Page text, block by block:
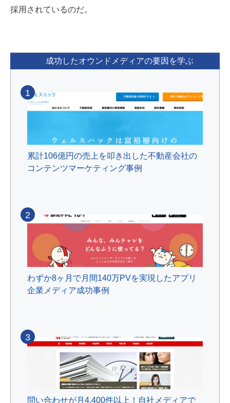
採用されているのだ。
成功したオウンドメディアの要因を学ぶ
累計106億円の売上を叩き出した不動産会社の
コンテンツマーケティング事例
1
わずか8ヶ月で月間140万PVを実現したアプリ
企業メディア成功事例
2
問い合わせが月4,400件以上！自社メディアで
3